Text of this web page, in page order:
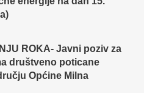
ROKA- Javni poziv za
društveno poticane
Općine Milna